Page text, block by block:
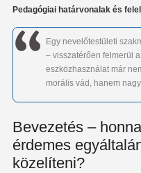
Pedagógiai határvonalak és
Egy nevelőtestületi
– visszatérően felmerül
eszközhasználat már
morális vád, hanem
Bevezetés –
érdemes
közelíteni?